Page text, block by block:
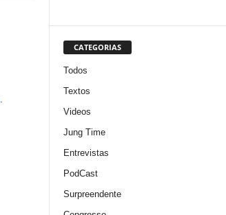
.
CATEGORIAS
Todos
Textos
Videos
Jung Time
Entrevistas
PodCast
Surpreendente